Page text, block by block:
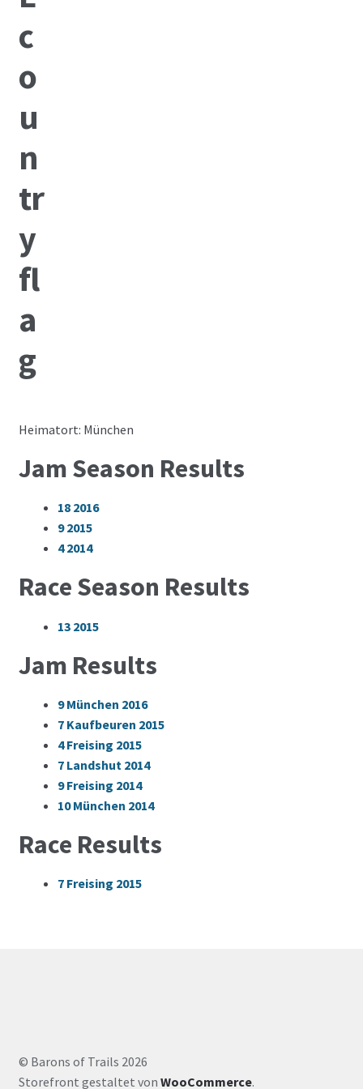
About
Heimatort: München
Jam Season Results
182016
92015
42014
Race Season Results
132015
Jam Results
9München 2016
7Kaufbeuren 2015
4Freising 2015
7Landshut 2014
9Freising 2014
10München 2014
Race Results
7Freising 2015
© Barons of Trails 2026
Storefront gestaltet von WooCommerce.